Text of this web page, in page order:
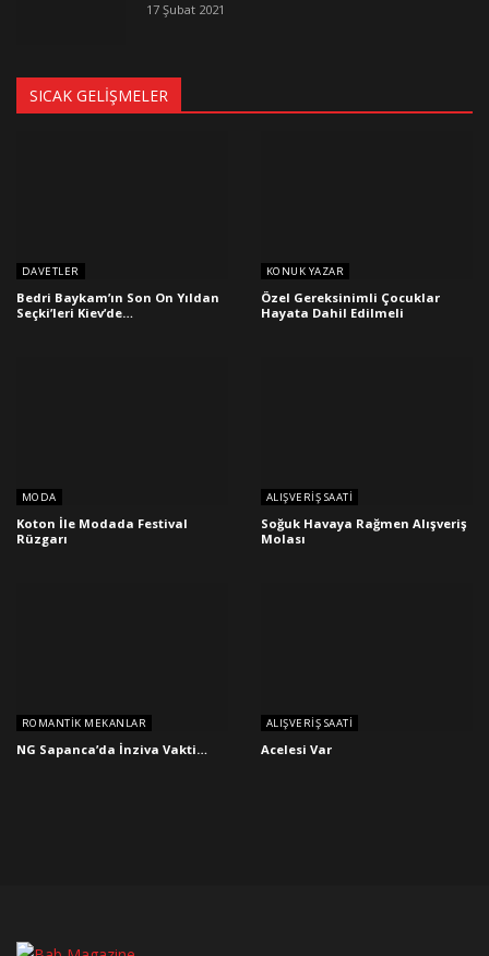
17 Şubat 2021
SICAK GELIŞMELER
DAVETLER
Bedri Baykam’ın Son On Yıldan
Seçki’leri Kiev’de…
KONUK YAZAR
Özel Gereksinimli Çocuklar
Hayata Dahil Edilmeli
MODA
Koton İle Modada Festival
Rüzgarı
ALIŞVERIŞ SAATI
Soğuk Havaya Rağmen Alışveriş
Molası
ROMANTIK MEKANLAR
NG Sapanca’da İnziva Vakti…
ALIŞVERIŞ SAATI
Acelesi Var